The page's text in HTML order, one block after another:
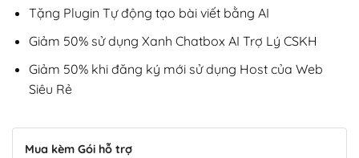
Tặng Plugin Tự động tạo bài viết bằng AI
Giảm 50% sử dụng Xanh Chatbox AI Trợ Lý CSKH
Giảm 50% khi đăng ký mới sử dụng Host của Web
Siêu Rẻ
Mua kèm Gói hỗ trợ